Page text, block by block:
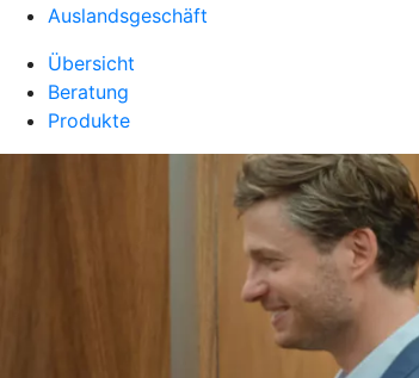
Auslandsgeschäft
Übersicht
Beratung
Produkte